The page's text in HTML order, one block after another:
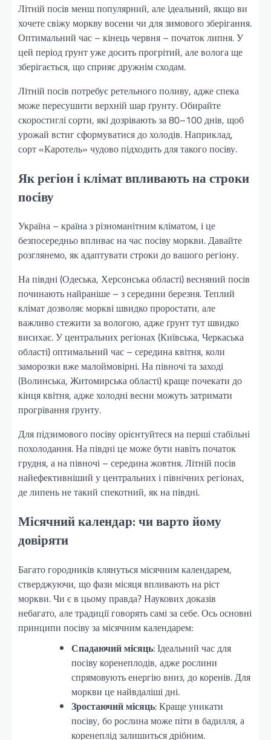
Літній посів менш популярний, але ідеальний, якщо ви
хочете свіжу моркву восени чи для зимового зберігання.
Оптимальний час – кінець червня – початок липня. У
цей період ґрунт уже досить прогрітий, але волога ще
зберігається, що сприяє дружнім сходам.
Літній посів потребує ретельного поливу, адже спека
може пересушити верхній шар ґрунту. Обирайте
скоростиглі сорти, які дозрівають за 80–100 днів, щоб
урожай встиг сформуватися до холодів. Наприклад,
сорт «Каротель» чудово підходить для такого посіву.
Як регіон і клімат впливають на строки
посіву
Україна – країна з різноманітним кліматом, і це
безпосередньо впливає на час посіву моркви. Давайте
розглянемо, як адаптувати строки до вашого регіону.
На півдні (Одеська, Херсонська області) весняний посів
починають найраніше – з середини березня. Теплий
клімат дозволяє моркві швидко проростати, але
важливо стежити за вологою, адже ґрунт тут швидко
висихає. У центральних регіонах (Київська, Черкаська
області) оптимальний час – середина квітня, коли
заморозки вже малоймовірні. На півночі та заході
(Волинська, Житомирська області) краще почекати до
кінця квітня, адже холодні весни можуть затримати
прогрівання ґрунту.
Для підзимового посіву орієнтуйтеся на перші стабільні
похолодання. На півдні це може бути навіть початок
грудня, а на півночі – середина жовтня. Літній посів
найефективніший у центральних і північних регіонах,
де липень не такий спекотний, як на півдні.
Місячний календар: чи варто йому
довіряти
Багато городників клянуться місячним календарем,
стверджуючи, що фази місяця впливають на ріст
моркви. Чи є в цьому правда? Наукових доказів
небагато, але традиції говорять самі за себе. Ось основні
принципи посіву за місячним календарем:
Спадаючий місяць: Ідеальний час для
посіву коренеплодів, адже рослини
спрямовують енергію вниз, до коренів. Для
моркви це найвдаліші дні.
Зростаючий місяць: Краще уникати
посіву, бо рослина може піти в бадилля, а
коренеплід залишиться дрібним.